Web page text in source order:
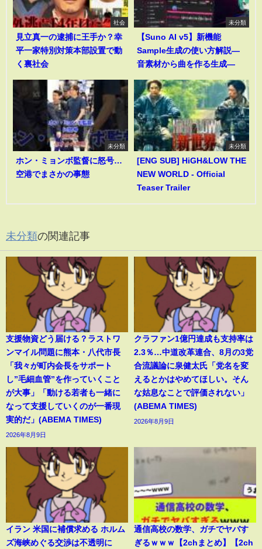
社会
見立真一の逮捕に王手か？幸
平一家特別対策本部設置で動
く裏社会
未分類
【Suno AI v5】新機能
Sample生成の使い方解説―
音素材から曲を作る生成―
未分類
ホン・ミョンボ監督に怒号…
空港でまさかの事態
未分類
[ENG SUB] HiGH&LOW THE
NEW WORLD - Official
Teaser Trailer
未分類の関連記事
支援物資どう届ける？ラストワ
ンマイル問題に熊本・八代市長
「我々が町内会長をサポート
し”毛細血管”を作っていくこと
が大事」「動ける若者も一緒に
なって支援していくのが一番現
実的だ」(ABEMA TIMES)
2026年8月9日
クラファン1億円達成も支持率は
2.3％…中道改革連合、8月の3党
合流議論に泉健太氏「党名を変
えるとかはやめてほしい。そん
な姑息なことで評価されない」
(ABEMA TIMES)
2026年8月9日
イラン 米国に補償求める ホルム
ズ海峡めぐる交渉は不透明に
通信高校の数学、ガチでヤバす
ぎるｗｗｗ【2chまとめ】【2ch